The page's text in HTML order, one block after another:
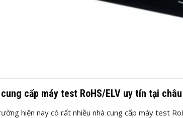
cấp máy test RoHS/ELV uy tín tại
hiện nay có rất nhiều nhà cung cấp máy test